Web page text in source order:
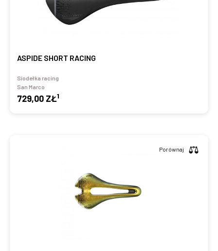
ASPIDE SHORT RACING
Siodełka racing
San Marco
729,00 ZŁ1
Porównaj